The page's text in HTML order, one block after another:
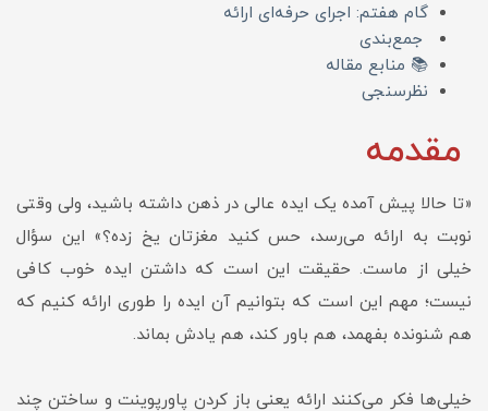
گام هفتم: اجرای حرفه‌ای ارائه
جمع‌بندی
📚 منابع مقاله
نظرسنجی
مقدمه
«تا حالا پیش آمده یک ایده عالی در ذهن داشته باشید، ولی وقتی
نوبت به ارائه می‌رسد، حس کنید مغزتان یخ زده؟» این سؤال
خیلی از ماست. حقیقت این است که داشتن ایده خوب کافی
نیست؛ مهم این است که بتوانیم آن ایده را طوری ارائه کنیم که
هم شنونده بفهمد، هم باور کند، هم یادش بماند.
خیلی‌ها فکر می‌کنند ارائه یعنی باز کردن پاورپوینت و ساختن چند